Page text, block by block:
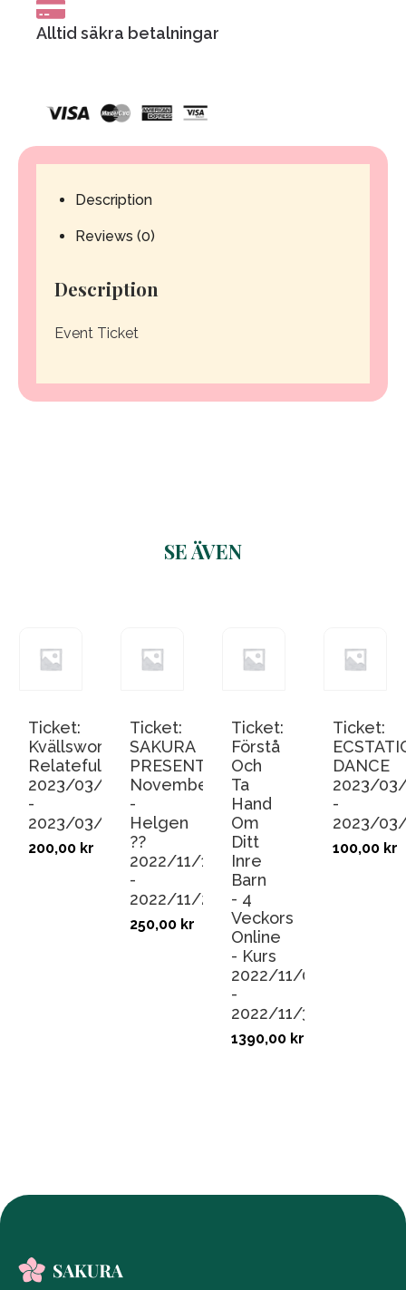
Alltid säkra betalningar
Description
Reviews (0)
Description
Event Ticket
SE ÄVEN
Ticket:
Kvällsworkshop:
Relatefullness
2023/03/28
-
2023/03/28
200,00 kr
Ticket:
SAKURA
PRESENTS:
November
-
Helgen
??
2022/11/19
-
2022/11/20
250,00 kr
Ticket:
Förstå
Och
Ta
Hand
Om
Ditt
Inre
Barn
- 4
Veckors
Online
- Kurs
2022/11/09
-
2022/11/30
1390,00 kr
Ticket:
DANCE
2023/
-
2023/
100,00 kr